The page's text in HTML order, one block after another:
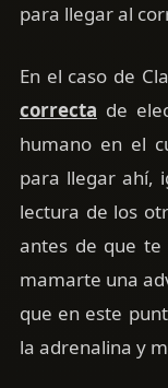
para llegar al
En el caso de
correcta de
humano en el
para llegar ahí,
lectura de los
antes de que te
mamarte una
que en este
la adrenalina y